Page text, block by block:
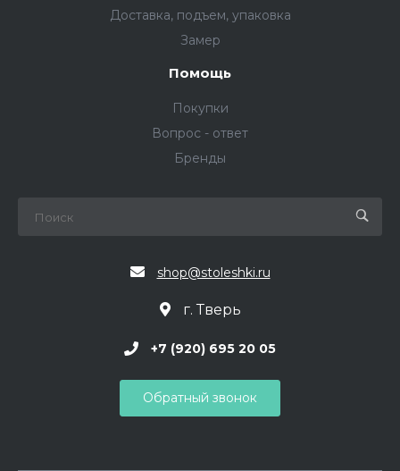
Доставка, подъем, упаковка
Замер
Помощь
Покупки
Вопрос - ответ
Бренды
shop@stoleshki.ru
г. Тверь
+7 (920) 695 20 05
Обратный звонок